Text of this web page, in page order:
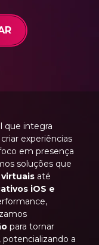
que integra
experiências
em presença
soluções que
até
iOS e
para tornar
a